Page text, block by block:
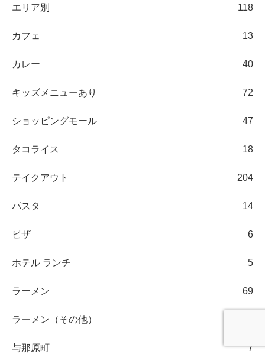
エリア別 118
カフェ 13
カレー 40
キッズメニューあり 72
ショッピングモール 47
タコライス 18
テイクアウト 204
パスタ 14
ピザ 6
ホテル ランチ 5
ラーメン 69
ラーメン（その他）
与那原町 7